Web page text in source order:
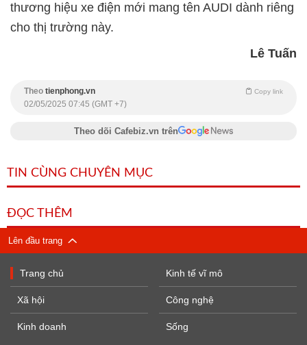
thương hiệu xe điện mới mang tên AUDI dành riêng
cho thị trường này.
Lê Tuấn
Theo tienphong.vn Copy link
02/05/2025 07:45 (GMT +7)
Theo dõi Cafebiz.vn trên
TIN CÙNG CHUYÊN MỤC
ĐỌC THÊM
Lên đầu trang
Trang chủ
Xã hội
Kinh doanh
Kinh tế vĩ mô
Công nghệ
Sống